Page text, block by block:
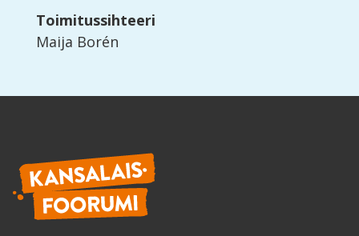
Toimitussihteeri
Maija Borén